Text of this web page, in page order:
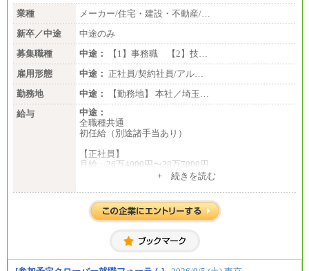
業種
メーカー/住宅・建設・不動産/…
新卒／中途
中途のみ
募集職種
中途：
【1】事務職 【2】技…
雇用形態
中途： 正社員/契約社員/アル…
勤務地
中途：
【勤務地】 本社／埼玉…
給与
中途：
全職種共通
初任給（別途諸手当あり）
【正社員】
月給 26万4000円〜28万7000円
月給 21万6300円〜27万1200円
【アルバイト・パート・時給制】
神奈川/1,390円～、静岡/1,240円～、滋賀/1,220円
～、
愛知/1,290円～
+ 続きを読む